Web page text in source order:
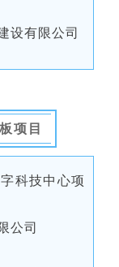
设有限公司
项目
科技中心项
公司